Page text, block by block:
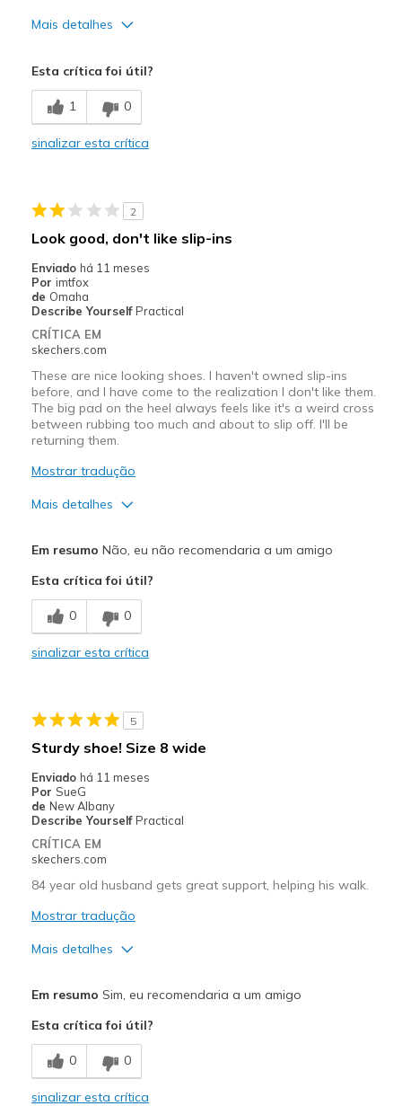
Mais detalhes
Stylish
Special Occasions
Sizing
View On Shoes
Esta crítica foi útil?
1 0
sinalizar esta crítica
2
Look good, don't like slip-ins
Enviado há 11 meses
Por imtfox
de Omaha
Describe Yourself Practical
CRÍTICA EM
skechers.com
These are nice looking shoes. I haven't owned slip-ins
before, and I have come to the realization I don't like them.
The big pad on the heel always feels like it's a weird cross
between rubbing too much and about to slip off. I'll be
returning them.
Mostrar tradução
Mais detalhes
Stylish
Contras
For slips out
Casual Wear
Sizing
View On Shoes
Shoes are for Wearing
Em resumo Não, eu não recomendaria a um amigo
Esta crítica foi útil?
0 0
sinalizar esta crítica
5
Sturdy shoe! Size 8 wide
Enviado há 11 meses
Por SueG
de New Albany
Describe Yourself Practical
CRÍTICA EM
skechers.com
84 year old husband gets great support, helping his walk.
Mostrar tradução
Mais detalhes
Durable
Great Support
Em resumo Sim, eu recomendaria a um amigo
Esta crítica foi útil?
0 0
sinalizar esta crítica